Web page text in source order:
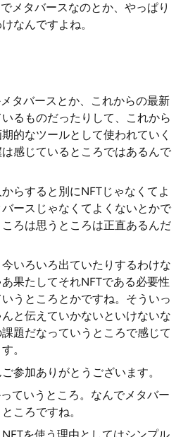
メタバースなのとか、やっぱり
なんですよね。
タバースとか、これからの最新
るものだったりして、これから
的なツールとして使われていく
感じているところではあるんで
らすると別にNFTじゃなくてよ
ースじゃなくてよくないとかで
ろは思うところは正直あるんだ
いろいろ出ていたりするわけな
果たしてそれNFTである必要性
うところとかですね。そういっ
と伝えていかないといけないな
題だなっていうところで感じて
。
参加ありがとうございます。
ていうところ。なんでメタバー
ころですね。